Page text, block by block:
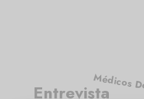
Médicos
Entrevista